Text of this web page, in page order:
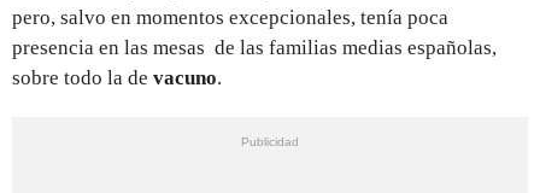
pero, salvo en momentos excepcionales, tenía poca
presencia en las mesas de las familias medias españolas,
sobre todo la de vacuno.